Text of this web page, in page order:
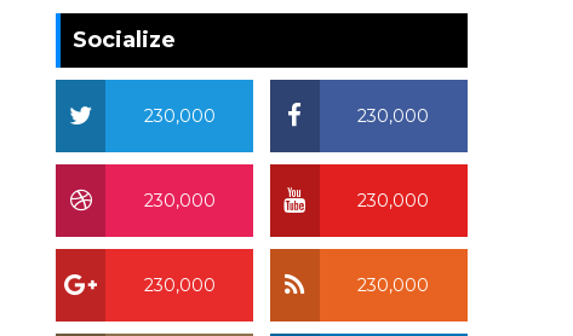
Socialize
230,000
230,000
230,000
230,000
230,000
230,000